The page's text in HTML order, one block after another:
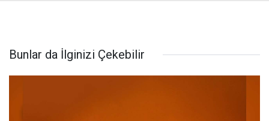
Bunlar da İlginizi Çekebilir